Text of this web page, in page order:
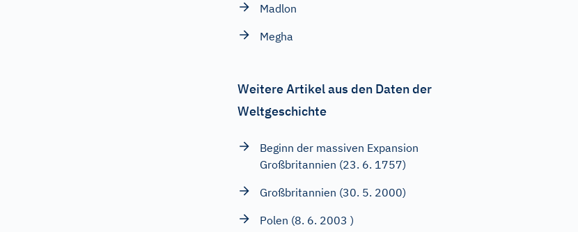
Madlon
Megha
Weitere Artikel aus den Daten der
Weltgeschichte
Beginn der massiven Expansion
Großbritannien (23. 6. 1757)
Großbritannien (30. 5. 2000)
Polen (8. 6. 2003 )